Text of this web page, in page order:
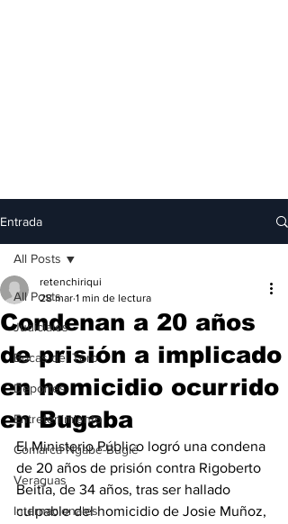
Entrada
All Posts
Judiciales
Bocas del Toro
Deportes
Entretenimiento
Comarca Ngäbe-Buglé
Veraguas
Internacionales
All Posts
Condenan a 20 años
de prisión a implicado
en homicidio ocurrido
en Bugaba
retenchiriqui
28 mar 1 min de lectura
El Ministerio Público logró una condena
de 20 años de prisión contra Rigoberto
Beitía, de 34 años, tras ser hallado
culpable del homicidio de Josie Muñoz,